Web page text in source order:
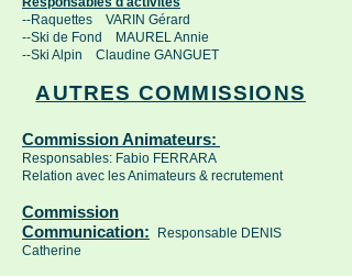
--Raquettes VARIN Gérard
--Ski de Fond MAUREL Annie
--Ski Alpin Claudine GANGUET
AUTRES COMMISSIONS
Commission Animateurs:
Responsables: Fabio FERRARA
Relation avec les Animateurs & recrutement
Commission
Communication:
Responsable DENIS
Catherine